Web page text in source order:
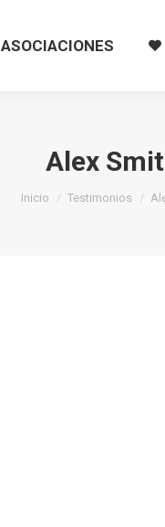
ASOCIACIONES
Alex
Estás aquí:
Inicio Testimonios